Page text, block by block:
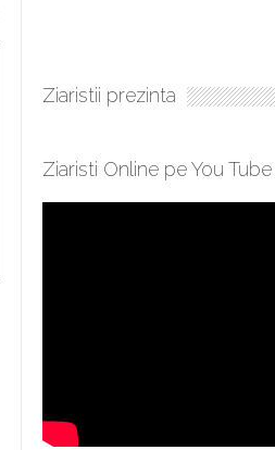
Ziaristii prezinta
Ziaristi Online pe You Tube